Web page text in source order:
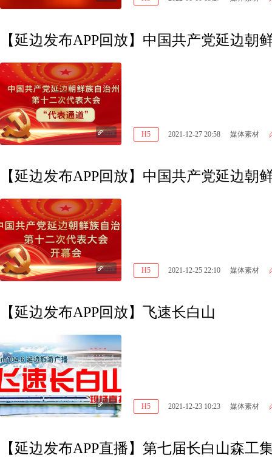
【延边发布APP回放】中国共产党延边
链接 H5 2021-12-27 20:58 媒体素材
【延边发布APP回放】中国共产党延边
链接 H5 2021-12-25 22:10 媒体素材
【延边发布APP回放】飞速长白山
链接 H5 2021-12-23 10:23 媒体素材
【延边发布APP直播】第七届长白山森工